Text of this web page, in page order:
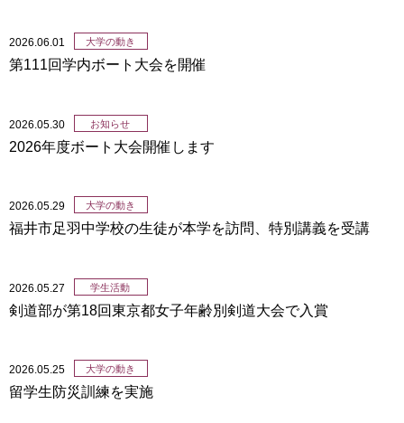
2026.06.01 大学の動き
第111回学内ボート大会を開催
2026.05.30 お知らせ
2026年度ボート大会開催します
2026.05.29 大学の動き
福井市足羽中学校の生徒が本学を訪問、特別講義を受講
2026.05.27 学生活動
剣道部が第18回東京都女子年齢別剣道大会で入賞
2026.05.25 大学の動き
留学生防災訓練を実施